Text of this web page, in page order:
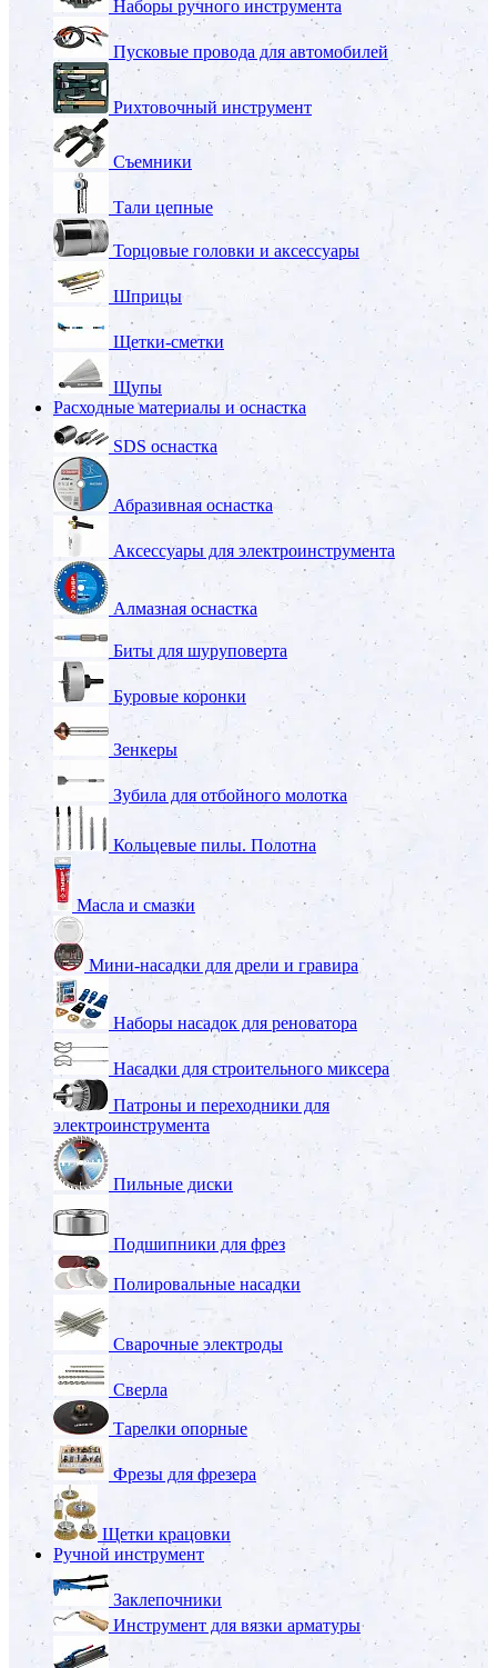
Наборы ручного инструмента
Пусковые провода для автомобилей
Рихтовочный инструмент
Съемники
Тали цепные
Торцовые головки и аксессуары
Шприцы
Щетки-сметки
Щупы
Расходные материалы и оснастка
SDS оснастка
Абразивная оснастка
Аксессуары для электроинструмента
Алмазная оснастка
Биты для шуруповерта
Буровые коронки
Зенкеры
Зубила для отбойного молотка
Кольцевые пилы. Полотна
Масла и смазки
Мини-насадки для дрели и гравира
Наборы насадок для реноватора
Насадки для строительного миксера
Патроны и переходники для
электроинструмента
Пильные диски
Подшипники для фрез
Полировальные насадки
Сварочные электроды
Сверла
Тарелки опорные
Фрезы для фрезера
Щетки крацовки
Ручной инструмент
Заклепочники
Инструмент для вязки арматуры